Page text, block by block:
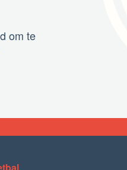
om te